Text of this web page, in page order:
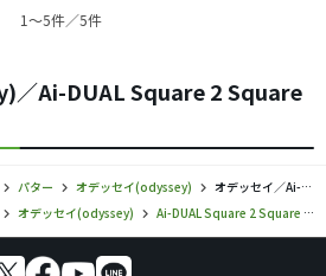
1〜5件／5件
／Ai-DUAL Square 2 Square
パター オデッセイ(odyssey)
オデッセイ／Ai-DUAL Square 2 Square／パターの口コミ評価
オデッセイ(odyssey) Ai-DUAL Square 2 Square